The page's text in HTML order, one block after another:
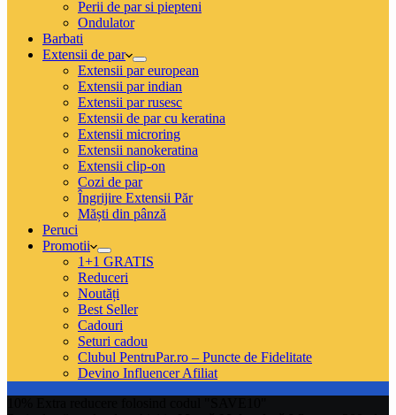
Perii de par si piepteni
Ondulator
Barbati
Extensii de par
Extensii par european
Extensii par indian
Extensii par rusesc
Extensii de par cu keratina
Extensii microring
Extensii nanokeratina
Extensii clip-on
Cozi de par
Îngrijire Extensii Păr
Măști din pânză
Peruci
Promotii
1+1 GRATIS
Reduceri
Noutăți
Best Seller
Cadouri
Seturi cadou
Clubul PentruPar.ro – Puncte de Fidelitate
Devino Influencer Afiliat